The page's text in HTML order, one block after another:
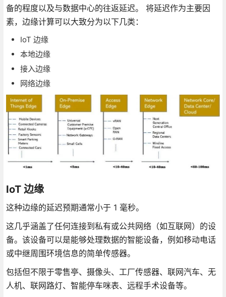
备的程度以及与数据中心的往返延迟。 将延迟作为主要因
素，边缘计算可以大致分为以下几类：
IoT 边缘
本地边缘
接入边缘
网络边缘
IoT 边缘
这种边缘的延迟预期通常小于 1 毫秒。
这几乎涵盖了任何连接到私有或公共网络（如互联网）的设
备。该设备可以是能够处理数据的智能设备，例如移动电话
或中继周围环境信息的简单传感器。
包括但不限于零售亭、摄像头、工厂传感器、联网汽车、无
人机、联网路灯、智能停车咪表、远程手术设备等。